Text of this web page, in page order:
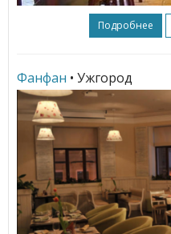
Подробнее
Фанфан • Ужгород